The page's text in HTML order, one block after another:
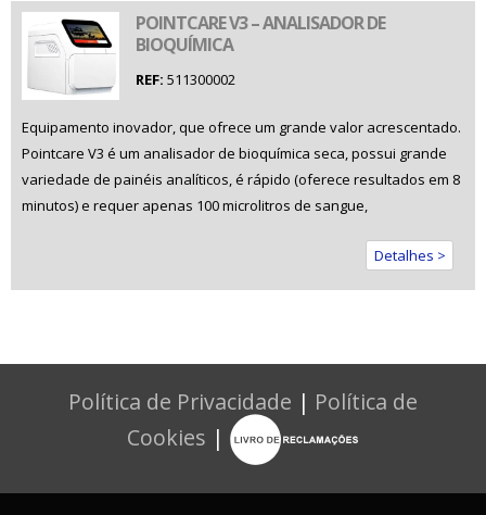
POINTCARE V3 – ANALISADOR DE
BIOQUÍMICA
REF: 511300002
Equipamento inovador, que ofrece um grande valor acrescentado.
Pointcare V3 é um analisador de bioquímica seca, possui grande
variedade de painéis analíticos, é rápido (oferece resultados em 8
minutos) e requer apenas 100 microlitros de sangue,
Detalhes >
Política de Privacidade | Política de
Cookies |